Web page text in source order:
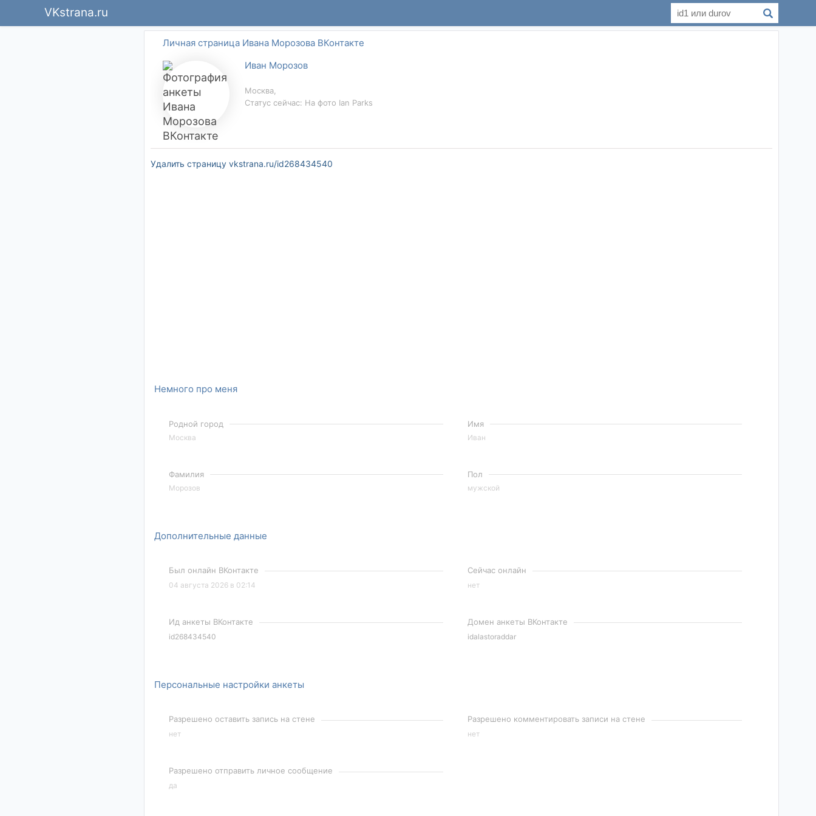
VKstrana.ru
Личная страница Ивана Морозова ВКонтакте
Иван Морозов
Москва,
Статус сейчас: На фото Ian Parks
Удалить страницу vkstrana.ru/id268434540
Немного про меня
Родной город
Москва
Имя
Иван
Фамилия
Морозов
Пол
мужской
Дополнительные данные
Был онлайн ВКонтакте
04 августа 2026 в 02:14
Сейчас онлайн
нет
Ид анкеты ВКонтакте
id268434540
Домен анкеты ВКонтакте
idalastoraddar
Персональные настройки анкеты
Разрешено оставить запись на стене
нет
Разрешено комментировать записи на стене
нет
Разрешено отправить личное сообщение
да